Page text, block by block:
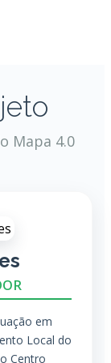
Mapa 4.0
em
Local do
Centro